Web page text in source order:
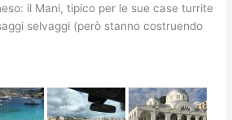
il Mani, tipico per le sue case turrite
selvaggi (però stanno costruendo